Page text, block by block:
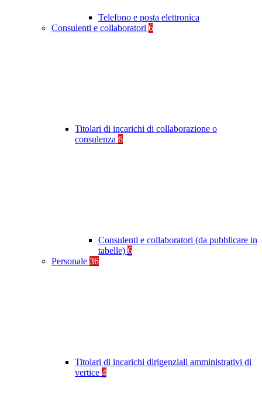
Telefono e posta elettronica
Consulenti e collaboratori 6
Titolari di incarichi di collaborazione o
consulenza 6
Consulenti e collaboratori (da pubblicare in
tabelle) 6
Personale 36
Titolari di incarichi dirigenziali amministrativi di
vertice 4